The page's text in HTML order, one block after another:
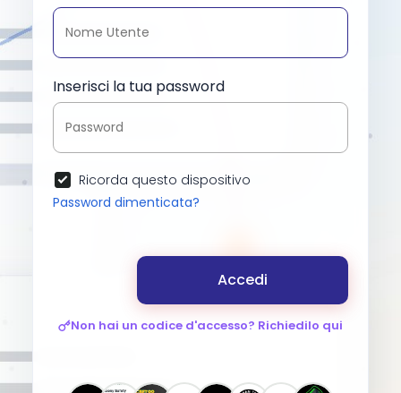
Inserisci la tua password
Ricorda questo dispositivo
Password dimenticata?
Accedi
Non hai un codice d'accesso? Richiedilo qui